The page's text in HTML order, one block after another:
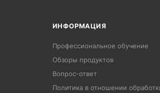
ИНФОРМАЦИЯ
Профессиональное обучение
Обзоры продуктов
Вопрос-ответ
Политика в отношении